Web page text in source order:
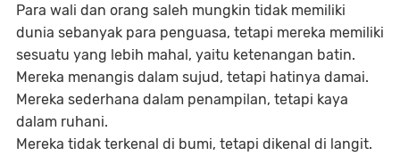
Para wali dan orang saleh mungkin tidak memiliki
dunia sebanyak para penguasa, tetapi mereka memiliki
sesuatu yang lebih mahal, yaitu ketenangan batin.
Mereka menangis dalam sujud, tetapi hatinya damai.
Mereka sederhana dalam penampilan, tetapi kaya
dalam ruhani.
Mereka tidak terkenal di bumi, tetapi dikenal di langit.